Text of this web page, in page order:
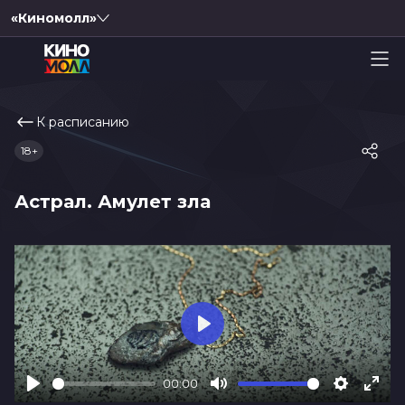
«Киномолл»
К расписанию
Астрал. Амулет зла
18+
00:00
Play